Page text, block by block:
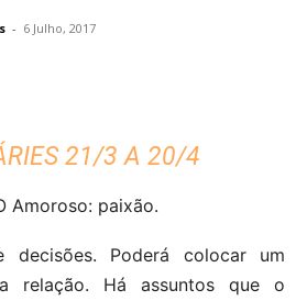
- 6 Julho, 2017
21/3 A 20/4
Amoroso: paixão.
decisões. Poderá colocar um
relação. Há assuntos que o